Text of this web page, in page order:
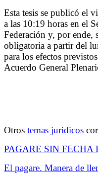
Esta tesis se publicó el
a las 10:19 horas en el
Federación y, por ende,
obligatoria a partir del
para los efectos
Acuerdo General
Otros temas juridicos
PAGARE SIN
El pagare. Manera de